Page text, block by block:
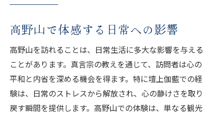
高野山で体感する日常への影響
高野山を訪れることは、日常生活に多大な影響を与える
ことがあります。真言宗の教えを通じて、訪問者は心の
平和と内省を深める機会を得ます。特に壇上伽藍での経
験は、日常のストレスから解放され、心の静けさを取り
戻す瞬間を提供します。高野山での体験は、単なる観光